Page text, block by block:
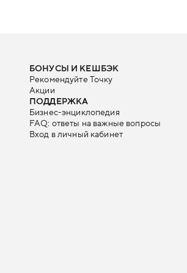
БОНУСЫ И КЕШБЭК
Рекомендуйте Точку
Акции
ПОДДЕРЖКА
Бизнес-энциклопедия
FAQ: ответы на важные вопросы
Вход в личный кабинет